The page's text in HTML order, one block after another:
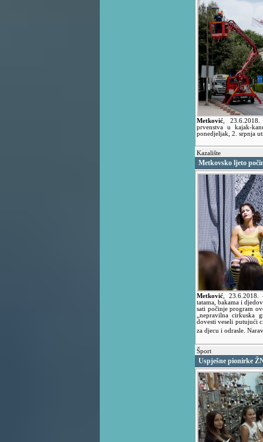
Metković
prvenstva u kajak-
ponedjeljak, 2. srpnja
Kazalište
Metkovsko ljeto
Metković 23.6.2018.
tatama, bakama i
sati počinje program
„nepravilna cirkuska
dovesti veseli putujući
za djecu i odrasle.
Šport
Uspješne pionirke